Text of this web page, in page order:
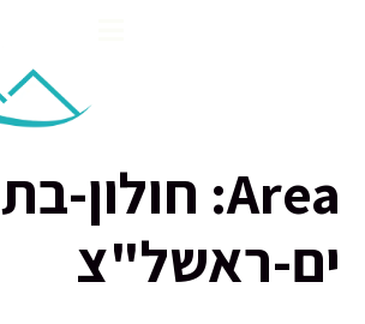
Area: חולון-בת
ים-ראשל"צ